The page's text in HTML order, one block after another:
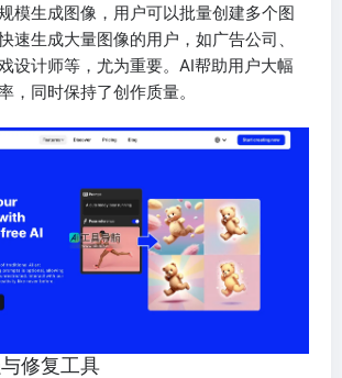
模生成图像，用户可以批量创建多个图
速生成大量图像的用户，如广告公司、
设计师等，尤为重要。AI帮助用户大幅
，同时保持了创作质量。
修复工具